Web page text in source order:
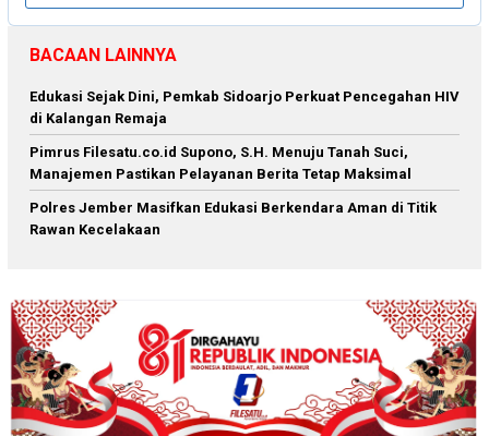
BACAAN LAINNYA
Edukasi Sejak Dini, Pemkab Sidoarjo Perkuat Pencegahan HIV
di Kalangan Remaja
Pimrus Filesatu.co.id Supono, S.H. Menuju Tanah Suci,
Manajemen Pastikan Pelayanan Berita Tetap Maksimal
Polres Jember Masifkan Edukasi Berkendara Aman di Titik
Rawan Kecelakaan